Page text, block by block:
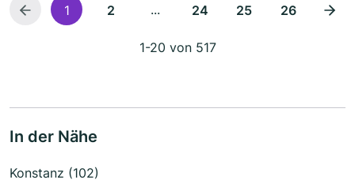
1 2 ... 24 25 26
1-20 von 517
In der Nähe
Konstanz (102)